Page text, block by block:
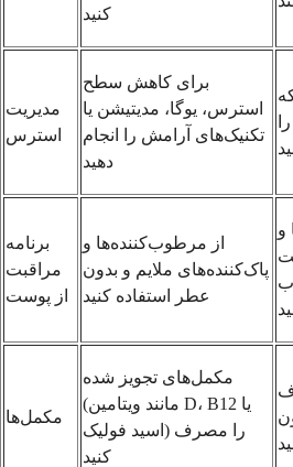
کنید
مدیریت
استرس
برای کاهش سطح
استرس، یوگا، مدیتیشن یا
تکنیک‌های آرامش را انجام
دهید
برنامه
مراقبت
از پوست
از مرطوب‌کننده‌ها و
پاک‌کننده‌های ملایم و بدون
عطر استفاده کنید
و
مکمل‌ها
مکمل‌های تجویز شده
(مانند ویتامین D، B12 یا
اسید فولیک) را مصرف
کنید